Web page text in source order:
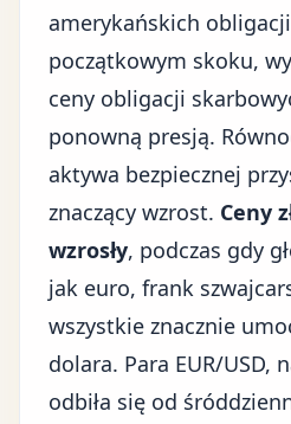
amerykańskich
początkowym skoku,
ceny obligacji
ponowną presją.
aktywa bezpiecznej
znaczący wzrost. Ceny
wzrosły, podczas gdy
jak euro, frank
wszystkie znacznie
dolara. Para EUR/USD,
odbiła się od